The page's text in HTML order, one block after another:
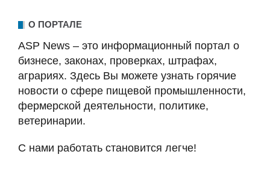
О ПОРТАЛЕ
ASP News – это информационный портал о
бизнесе, законах, проверках, штрафах,
аграриях. Здесь Вы можете узнать горячие
новости о сфере пищевой промышленности,
фермерской деятельности, политике,
ветеринарии.
С нами работать становится легче!